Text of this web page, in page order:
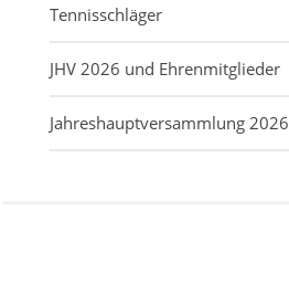
Tennisschläger
JHV 2026 und Ehrenmitglieder
Jahreshauptversammlung 2026